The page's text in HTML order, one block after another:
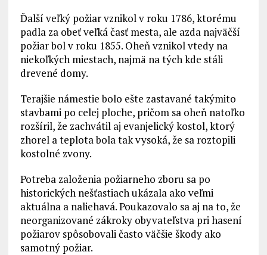
Ďalší veľký požiar vznikol v roku 1786, ktorému
padla za obeť veľká časť mesta, ale azda najväčší
požiar bol v roku 1855. Oheň vznikol vtedy na
niekoľkých miestach, najmä na tých kde stáli
drevené domy.
Terajšie námestie bolo ešte zastavané takýmito
stavbami po celej ploche, pričom sa oheň natoľko
rozšíril, že zachvátil aj evanjelický kostol, ktorý
zhorel a teplota bola tak vysoká, že sa roztopili
kostolné zvony.
Potreba založenia požiarneho zboru sa po
historických nešťastiach ukázala ako veľmi
aktuálna a naliehavá. Poukazovalo sa aj na to, že
neorganizované zákroky obyvateľstva pri hasení
požiarov spôsobovali často väčšie škody ako
samotný požiar.